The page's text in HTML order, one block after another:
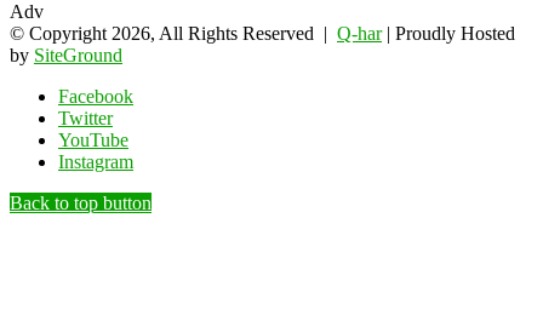
Adv
© Copyright 2026, All Rights Reserved | Q-har| Proudly Hosted
by SiteGround
Facebook
Twitter
YouTube
Instagram
Back to top button